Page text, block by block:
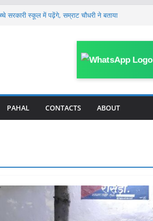
स्कूल में पढ़ेंगे, सम्राट चौधरी ने बताया
पास पहुंचे तेजस्वी यादव, AK 47 चलाने वाले
रिकवर करने की नई व्यवस्था लागू, बैंक से बाहर
PAHAL CONTACTS ABOUT